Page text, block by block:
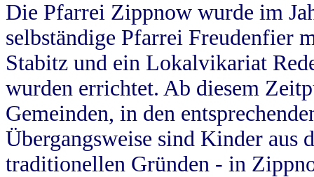
Die Pfarrei Zippnow wurde im
selbständige Pfarrei Freudenfier
Stabitz und ein Lokalvikariat
wurden errichtet. Ab diesem
Gemeinden, in den
Übergangsweise sind Kinder aus
traditionellen Gründen - in